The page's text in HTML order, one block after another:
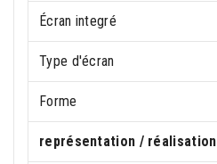
Écran integré
Type d'écran
Forme
représentation / réalisation